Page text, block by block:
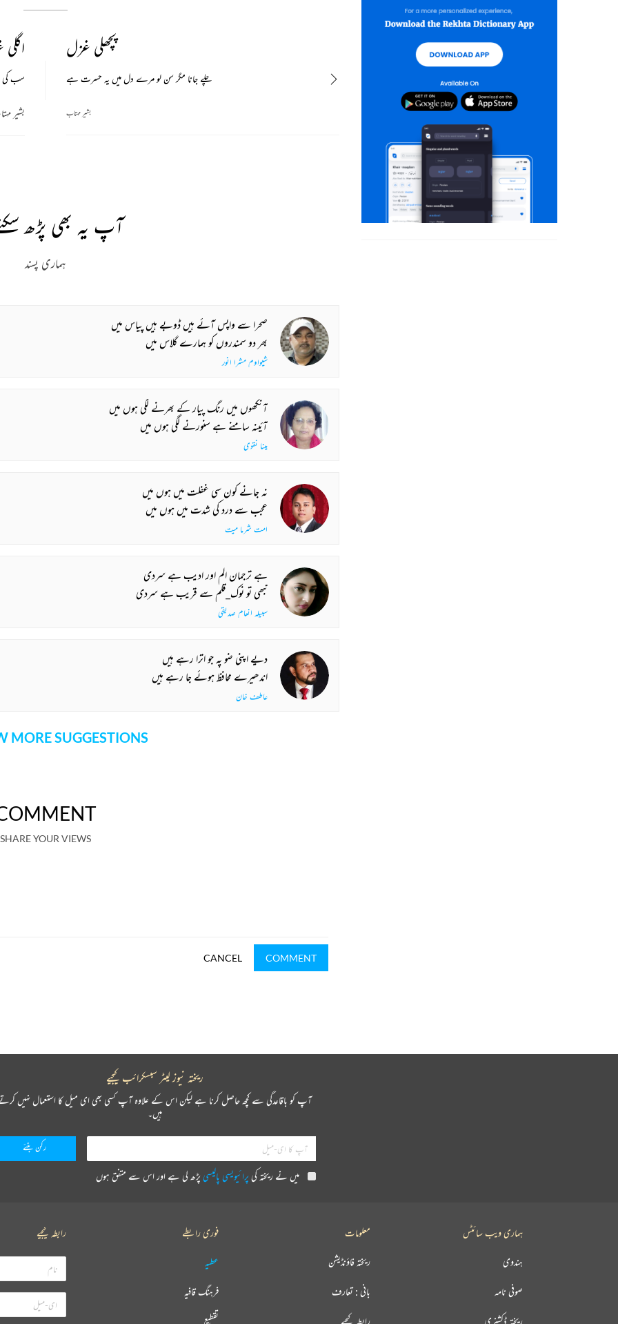
سب کی
بشیر
پچھلی غزل
چلے جانا مگر سن لو مرے دل میں یہ حسرت ہے
بشیر مہتاب
آپ یہ بھی پڑھ
ہماری پسند
صحرا سے واپس آئے ہیں ڈوبے ہیں پیاس میں
بھر دو سمندروں کو ہمارے گلاس میں
شیواوم مشرا انور
آنکھوں میں رنگ پیار کے بھرنے لگی ہوں میں
آئینہ سامنے ہے سنورنے لگی ہوں میں
مینا نقوی
نہ جانے کون سی غفلت میں ہوں میں
عجب سے درد کی شدت میں ہوں میں
امت شرما میت
ہے ترجمان الم اور ادیب ہے سردی
تبھی تو نوک_قلم سے قریب ہے سردی
سبیلہ انعام صدیقی
دیے اپنی ضو پہ جو اترا رہے ہیں
اندھیرے محافظ ہوئے جا رہے ہیں
عاطف خان
MORE SUGGESTIONS
SHARE YOUR VIEWS
CANCEL COMMENT
ریختہ نیوز لیٹر سبسکرائب کیجیے
آپ کو باقاعدگی سے کچھ حاصل کرنا ہے لیکن اس کے علاوہ آپ کسی بھی ای میل کا استعمال نہیں
ہیں۔
میں نے ریختہ کیپرائیویسی پالیسیپڑھ لی ہے اور اس سے متفق ہوں
فوری رابطے
عطیہ
فرہنگ قافیہ
تقطیع
معلومات
ریختہ فاؤنڈیشن
بانی : تعارف
رابطہ کیجیے
ہماری ویب سائٹس
ہندوی
صوفی نامہ
ریختہ ڈکشنری
رابطہ کیجیے